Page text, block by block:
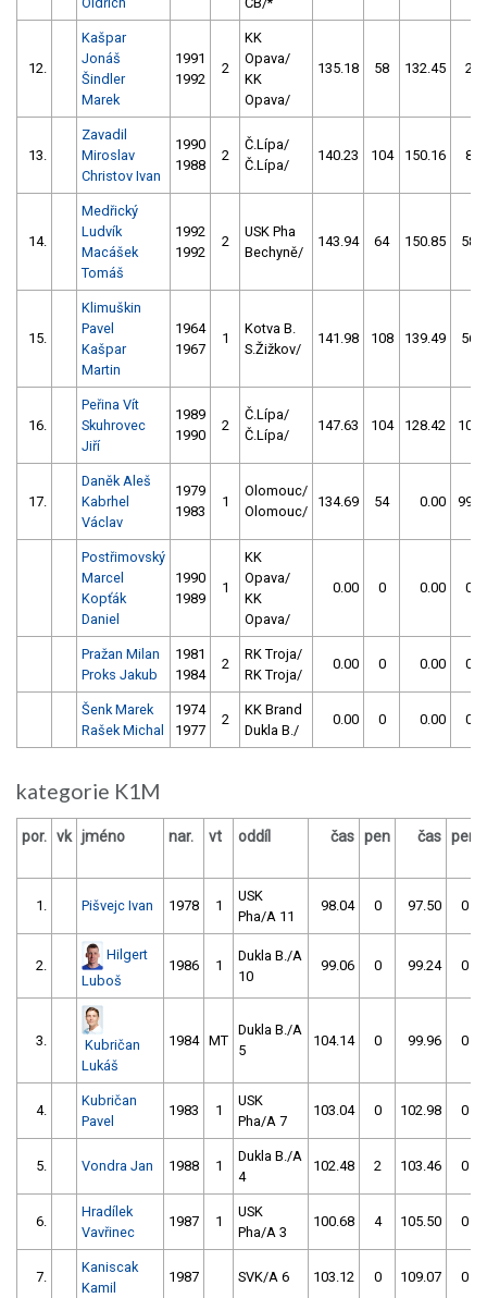
12.
Kašpar
Jonáš
Šindler
Marek
1991
1992
2
KK
Opava/
KK
Opava/
135.18 58 132.45 2
13.
Zavadil
Miroslav
Christov Ivan
1990
1988
2
Č.Lípa/
Č.Lípa/
140.23 104 150.16 8
14.
Medřický
Ludvík
Macášek
Tomáš
1992
1992
2
USK Pha
Bechyně/
143.94 64 150.85 58
15.
Klimuškin
Pavel
Kašpar
Martin
1964
1967
1
Kotva B.
S.Žižkov/
141.98 108 139.49 56
16.
Peřina Vít
Skuhrovec
Jiří
1989
1990
2
Č.Lípa/
Č.Lípa/
147.63 104 128.42 106
17.
Daněk Aleš
Kabrhel
Václav
1979
1983
1
Olomouc/
Olomouc/
134.69 54 0.00 999
Postřimovský
Marcel
Kopťák
Daniel
1990
1989
1
KK
Opava/
KK
Opava/
0.00 0 0.00 0
Pražan Milan
Proks Jakub
1981
1984
2
RK Troja/
RK Troja/
0.00 0 0.00 0
Šenk Marek
Rašek Michal
1974
1977
2
KK Brand
Dukla B./
0.00 0 0.00 0
kategorie K1M
por. vk jméno nar. vt oddíl čas pen čas pen
1. Pišvejc Ivan 1978 1
USK
Pha/A 11
98.04 0 97.50 0
2.
Hilgert
Luboš
1986 1
Dukla B./A
10
99.06 0 99.24 0
3.
Kubričan
Lukáš
1984 MT
Dukla B./A
5
104.14 0 99.96 0
4.
Kubričan
Pavel
1983 1
USK
Pha/A 7
103.04 0 102.98 0
5. Vondra Jan 1988 1
Dukla B./A
4
102.48 2 103.46 0
6.
Hradílek
Vavřinec
1987 1
USK
Pha/A 3
100.68 4 105.50 0
7.
Kaniscak
Kamil
1987 SVK/A 6 103.12 0 109.07 0